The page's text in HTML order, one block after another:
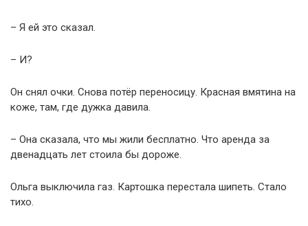
– Я ей это сказал.
– И?
Он снял очки. Снова потёр переносицу. Красная вмятина на
коже, там, где дужка давила.
– Она сказала, что мы жили бесплатно. Что аренда за
двенадцать лет стоила бы дороже.
Ольга выключила газ. Картошка перестала шипеть. Стало
тихо.